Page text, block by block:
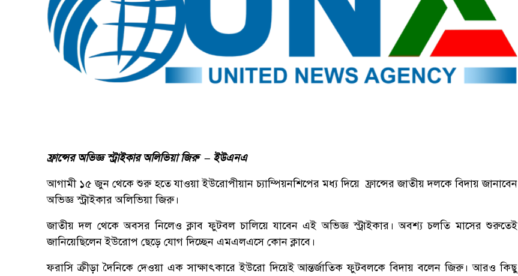
ফ্রান্সের অভিজ্ঞ স্ট্রাইকার অলিভিয়া জিরু – ইউএনএ
আগামী ১৫ জুন থেকে শুরু হতে যাওয়া ইউরোপীয়ান চ্যাম্পিয়নশিপের মধ্য দিয়ে ফ্রান্সের জাতীয় দলকে বিদায় জানাবেন
অভিজ্ঞ স্ট্রাইকার অলিভিয়া জিরু।
জাতীয় দল থেকে অবসর নিলেও ক্লাব ফুটবল চালিয়ে যাবেন এই অভিজ্ঞ স্ট্রাইকার। অবশ্য চলতি মাসের শুরুতেই
জানিয়েছিলেন ইউরোপ ছেড়ে যোগ দিচ্ছেন এমএলএসে কোন ক্লাবে।
ফরাসি ক্রীড়া দৈনিকে দেওয়া এক সাক্ষাৎকারেইউরো দিয়েই আন্তর্জাতিক ফুটবলকে বিদায় বলেন জিরু। আরও কিছু